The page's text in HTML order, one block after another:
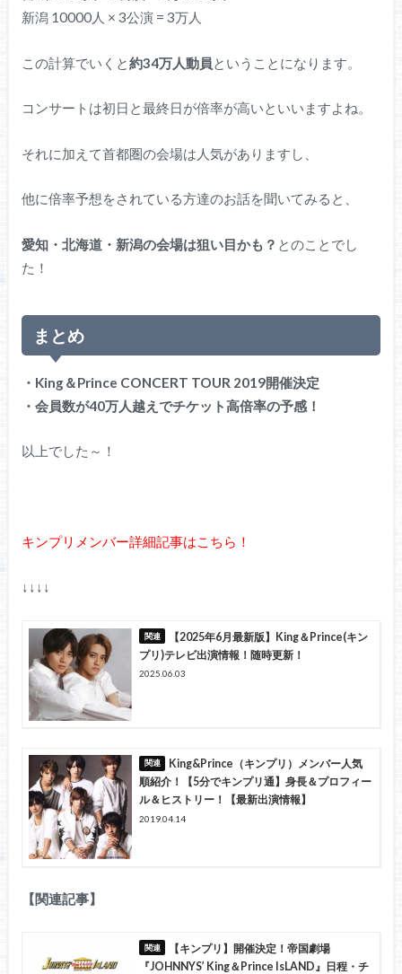
新潟 10000人 × 3公演 = 3万人
この計算でいくと約34万人動員 ということになります。
コンサートは初日と最終日が倍率が高いといいますよね。
それに加えて首都圏の会場は人気がありますし、
他に倍率予想をされている方達のお話を聞いてみると、
愛知・北海道・新潟の会場は狙い目かも？ とのことでし
た！
まとめ
・King＆Prince CONCERT TOUR 2019開催決定
・会員数が40万人越えでチケット高倍率の予感！
以上でした～！
キンプリメンバー詳細記事はこちら！
↓↓↓↓
【2025年6月最新版】King＆Prince(キン
プリ)テレビ出演情報！随時更新！
2025.06.03
King&Prince（キンプリ）メンバー人気
順紹介！【5分でキンプリ通】身長＆プロフィー
ル＆ヒストリー！【最新出演情報】
2019.04.14
【関連記事】
【キンプリ】開催決定！帝国劇場
『JOHNNYS’ King＆Prince IsLAND』日程・チ